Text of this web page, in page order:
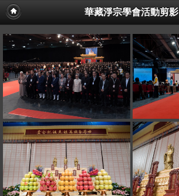
華藏淨宗學會活動剪影